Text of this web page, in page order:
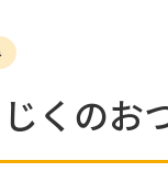
くのお